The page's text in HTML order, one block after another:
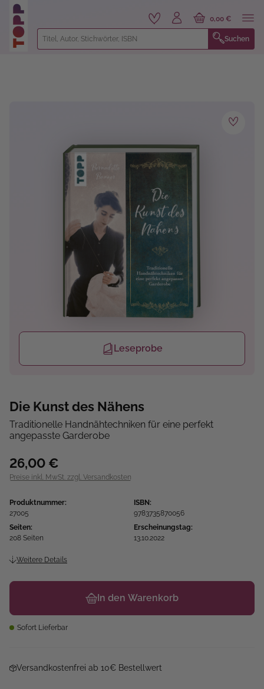
springen
Suchen
0,00 €
Leseprobe
Die Kunst des Nähens
Traditionelle Handnähtechniken für eine perfekt
angepasste Garderobe
26,00 €
Preise inkl. MwSt. zzgl. Versandkosten
Produktnummer:
27005
ISBN:
9783735870056
Seiten:
208 Seiten
Erscheinungstag:
13.10.2022
Weitere Details
In den Warenkorb
Sofort Lieferbar
Versandkostenfrei ab 10€ Bestellwert